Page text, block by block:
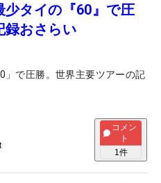
タイの『60』で圧
おさらい
」で圧勝。世界主要ツアーの記
コメン
ト
1件